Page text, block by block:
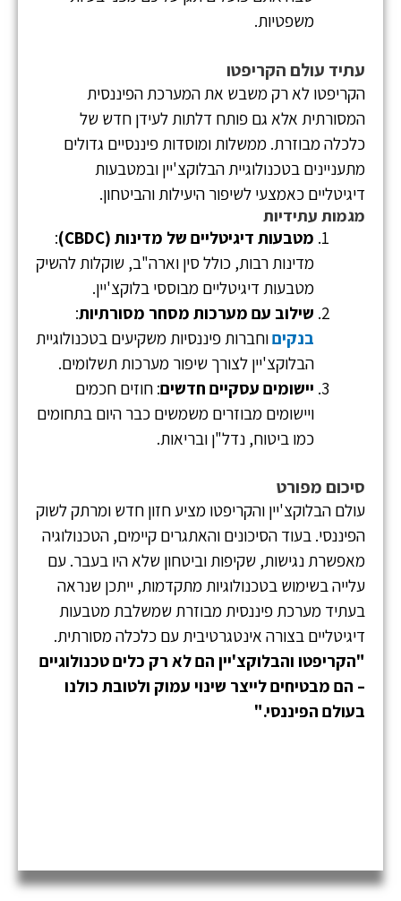
משפטיות.
עתיד עולם הקריפטו
הקריפטו לא רק משבש את המערכת הפיננסית
המסורתית אלא גם פותח דלתות לעידן חדש של
כלכלה מבוזרת. ממשלות ומוסדות פיננסיים גדולים
מתעניינים בטכנולוגיית הבלוקצ'יין ובמטבעות
דיגיטליים כאמצעי לשיפור היעילות והביטחון.
מגמות עתידיות
מטבעות דיגיטליים של מדינות (CBDC)
:
מדינות רבות, כולל סין וארה"ב, שוקלות להשיק
מטבעות דיגיטליים מבוססי בלוקצ'יין.
שילוב עם מערכות מסחר מסורתיות:
בנקיםוחברות פיננסיות משקיעים בטכנולוגיית
הבלוקצ'יין לצורך שיפור מערכות תשלומים.
יישומים עסקיים חדשים: חוזים חכמים
ויישומים מבוזרים משמשים כבר היום בתחומים
כמו ביטוח, נדל"ן ובריאות.
סיכום מפורט
עולם הבלוקצ'יין והקריפטו מציע חזון חדש ומרתק לשוק
הפיננסי. בעוד הסיכונים והאתגרים קיימים, הטכנולוגיה
מאפשרת נגישות, שקיפות וביטחון שלא היו בעבר. עם
עלייה בשימוש בטכנולוגיות מתקדמות, ייתכן שנראה
בעתיד מערכת פיננסית מבוזרת שמשלבת מטבעות
דיגיטליים בצורה אינטגרטיבית עם כלכלה מסורתית.
"הקריפטו והבלוקצ'יין הם לא רק כלים טכנולוגיים
– הם מבטיחים לייצר שינוי עמוק ולטובת כולנו
בעולם הפיננסי."